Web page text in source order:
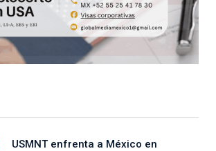
USMNT enfrenta a México en